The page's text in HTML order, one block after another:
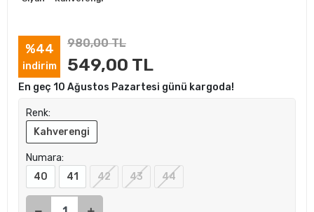
%44
indirim
980,00 TL
549,00 TL
En geç 10 Ağustos Pazartesi günü kargoda!
Renk:
Kahverengi
Numara:
40
41 42 43 44